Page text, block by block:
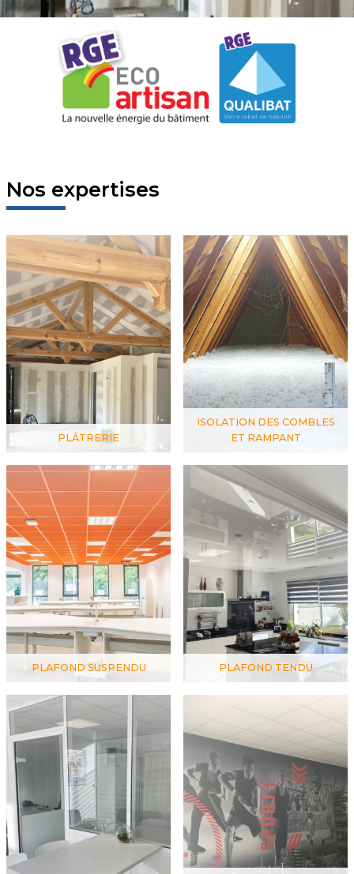
Nos expertises
PLÂTRERIE
ISOLATION DES COMBLES
ET RAMPANT
PLAFOND SUSPENDU PLAFOND TENDU